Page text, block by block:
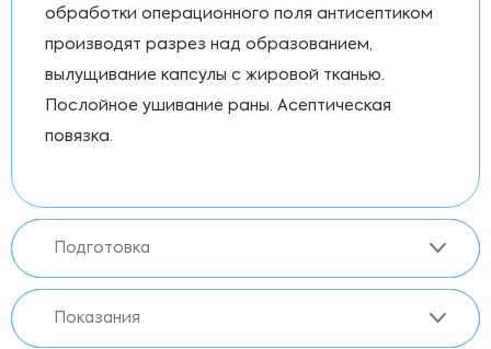
обработки операционного поля антисептиком
производят разрез над образованием,
вылущивание капсулы с жировой тканью.
Послойное ушивание раны. Асептическая
повязка.
Подготовка
Показания